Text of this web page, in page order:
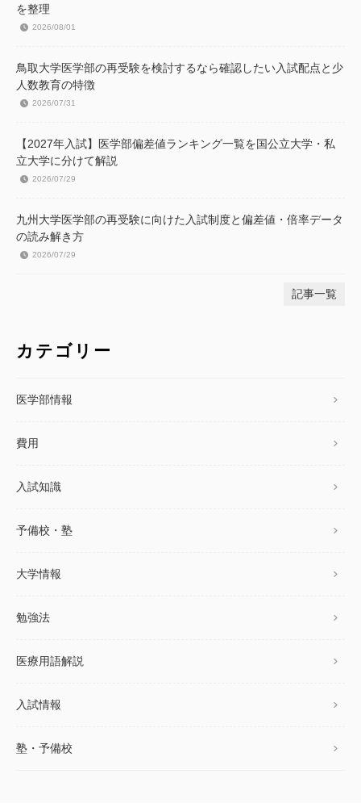
を整理
2026/08/01
鳥取大学医学部の再受験を検討するなら確認したい入試配点と少
人数教育の特徴
2026/07/31
【2027年入試】医学部偏差値ランキング一覧を国公立大学・私
立大学に分けて解説
2026/07/29
九州大学医学部の再受験に向けた入試制度と偏差値・倍率データ
の読み解き方
2026/07/29
記事一覧
カテゴリー
医学部情報
費用
入試知識
予備校・塾
大学情報
勉強法
医療用語解説
入試情報
塾・予備校